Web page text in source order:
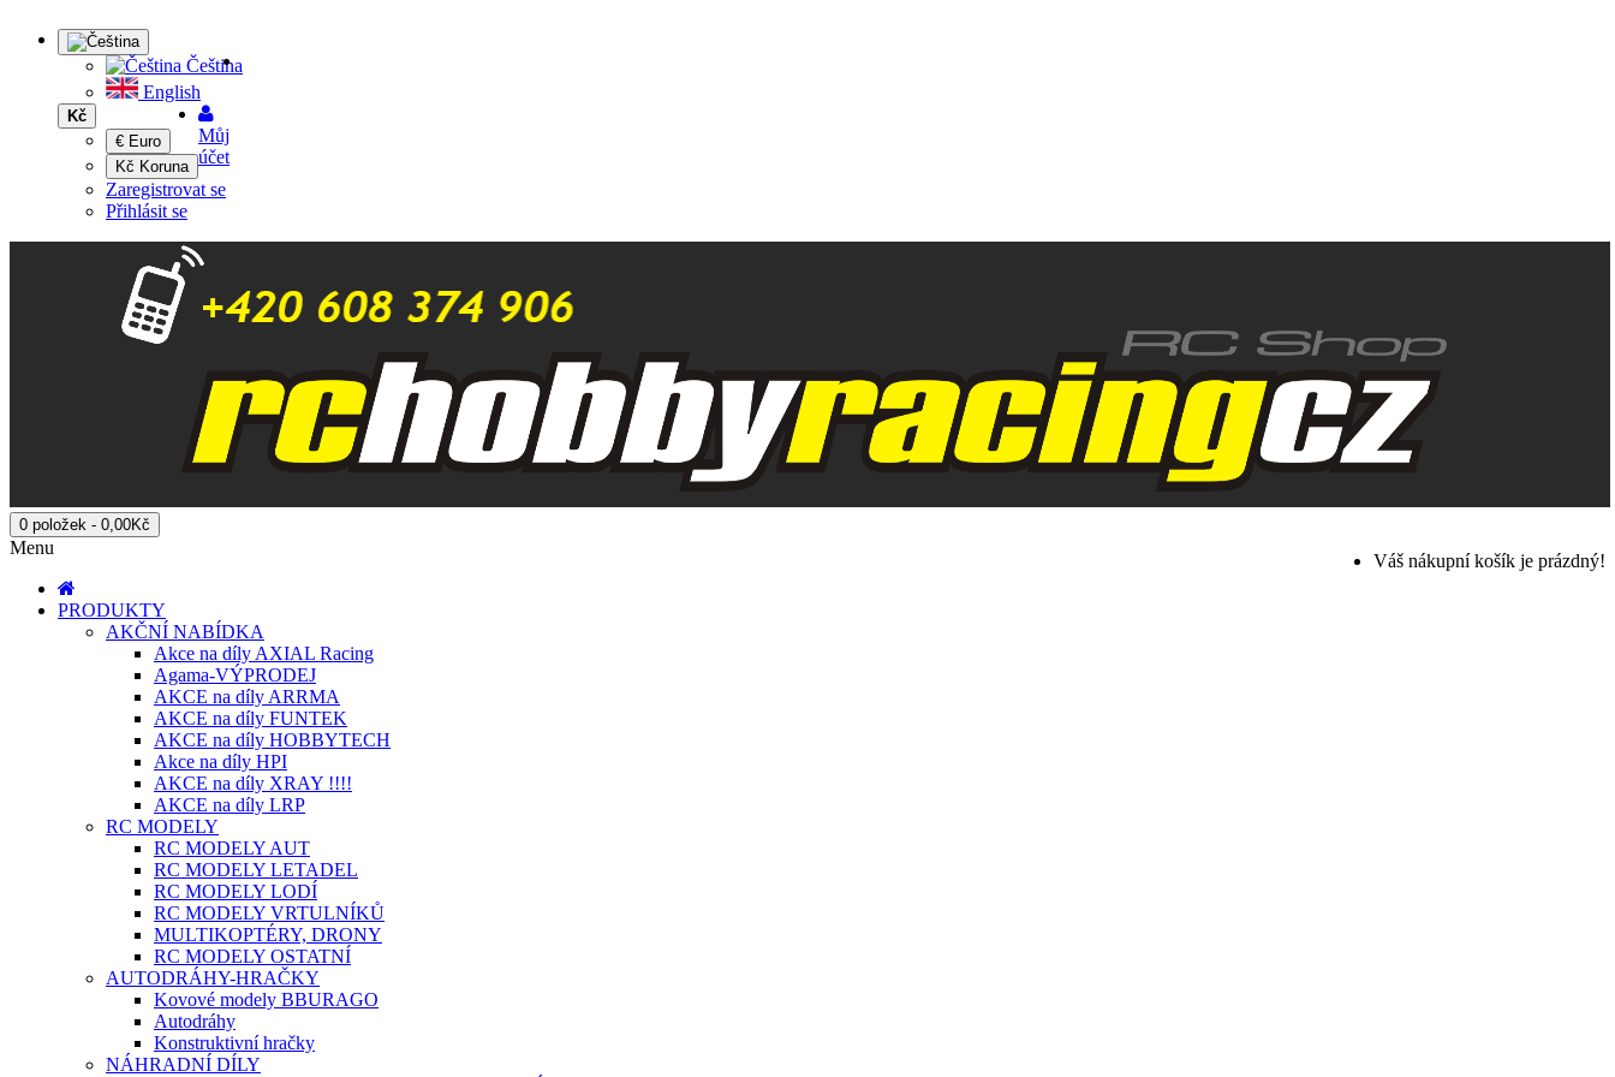
Čeština
English
Kč
€ Euro
Kč Koruna
Můj
účet
Zaregistrovat se
Přihlásit se
0 položek - 0,00Kč
Váš nákupní košík je prázdný!
Menu
PRODUKTY
AKČNÍ NABÍDKA
Akce na díly AXIAL Racing
Agama-VÝPRODEJ
AKCE na díly ARRMA
AKCE na díly FUNTEK
AKCE na díly HOBBYTECH
Akce na díly HPI
AKCE na díly XRAY !!!!
AKCE na díly LRP
RC MODELY
RC MODELY AUT
RC MODELY LETADEL
RC MODELY LODÍ
RC MODELY VRTULNÍKŮ
MULTIKOPTÉRY, DRONY
RC MODELY OSTATNÍ
AUTODRÁHY-HRAČKY
Kovové modely BBURAGO
Autodráhy
Konstruktivní hračky
NÁHRADNÍ DÍLY